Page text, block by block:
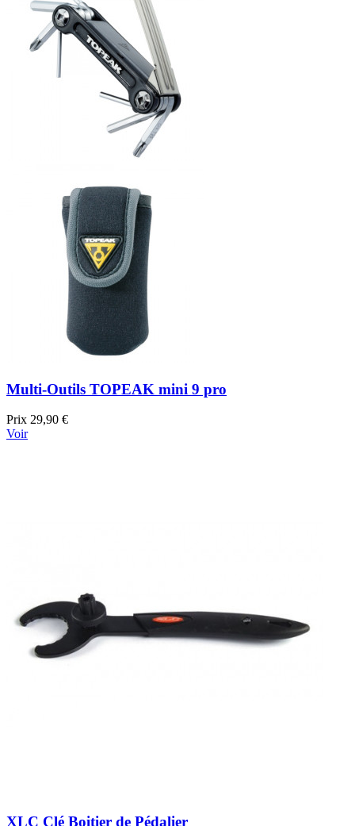
Multi-Outils TOPEAK mini 9 pro
Prix 29,90 €
Voir
XLC Clé Boitier de Pédalier